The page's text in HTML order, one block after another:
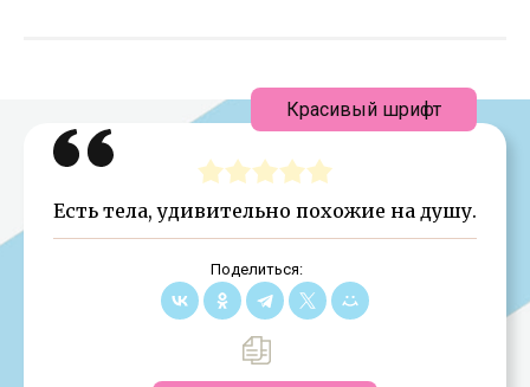
Есть тела, удивительно похожие на душу.
Поделиться:
Красивый шрифт